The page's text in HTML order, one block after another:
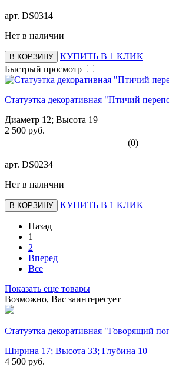
арт. DS0314
Нет в наличии
В КОРЗИНУ
КУПИТЬ В 1 КЛИК
Быстрый просмотр
Статуэтка декоративная "Птичий
Диаметр 12; Высота 19
2 500 руб.
(0)
арт. DS0234
Нет в наличии
В КОРЗИНУ КУПИТЬ В 1 КЛИК
Назад
1
2
Вперед
Все
Показать еще товары
Возможно, Вас заинтересует
Статуэтка декоративная "Говорящий
Ширина 17; Высота 33; Глубина 10
4 500 руб.